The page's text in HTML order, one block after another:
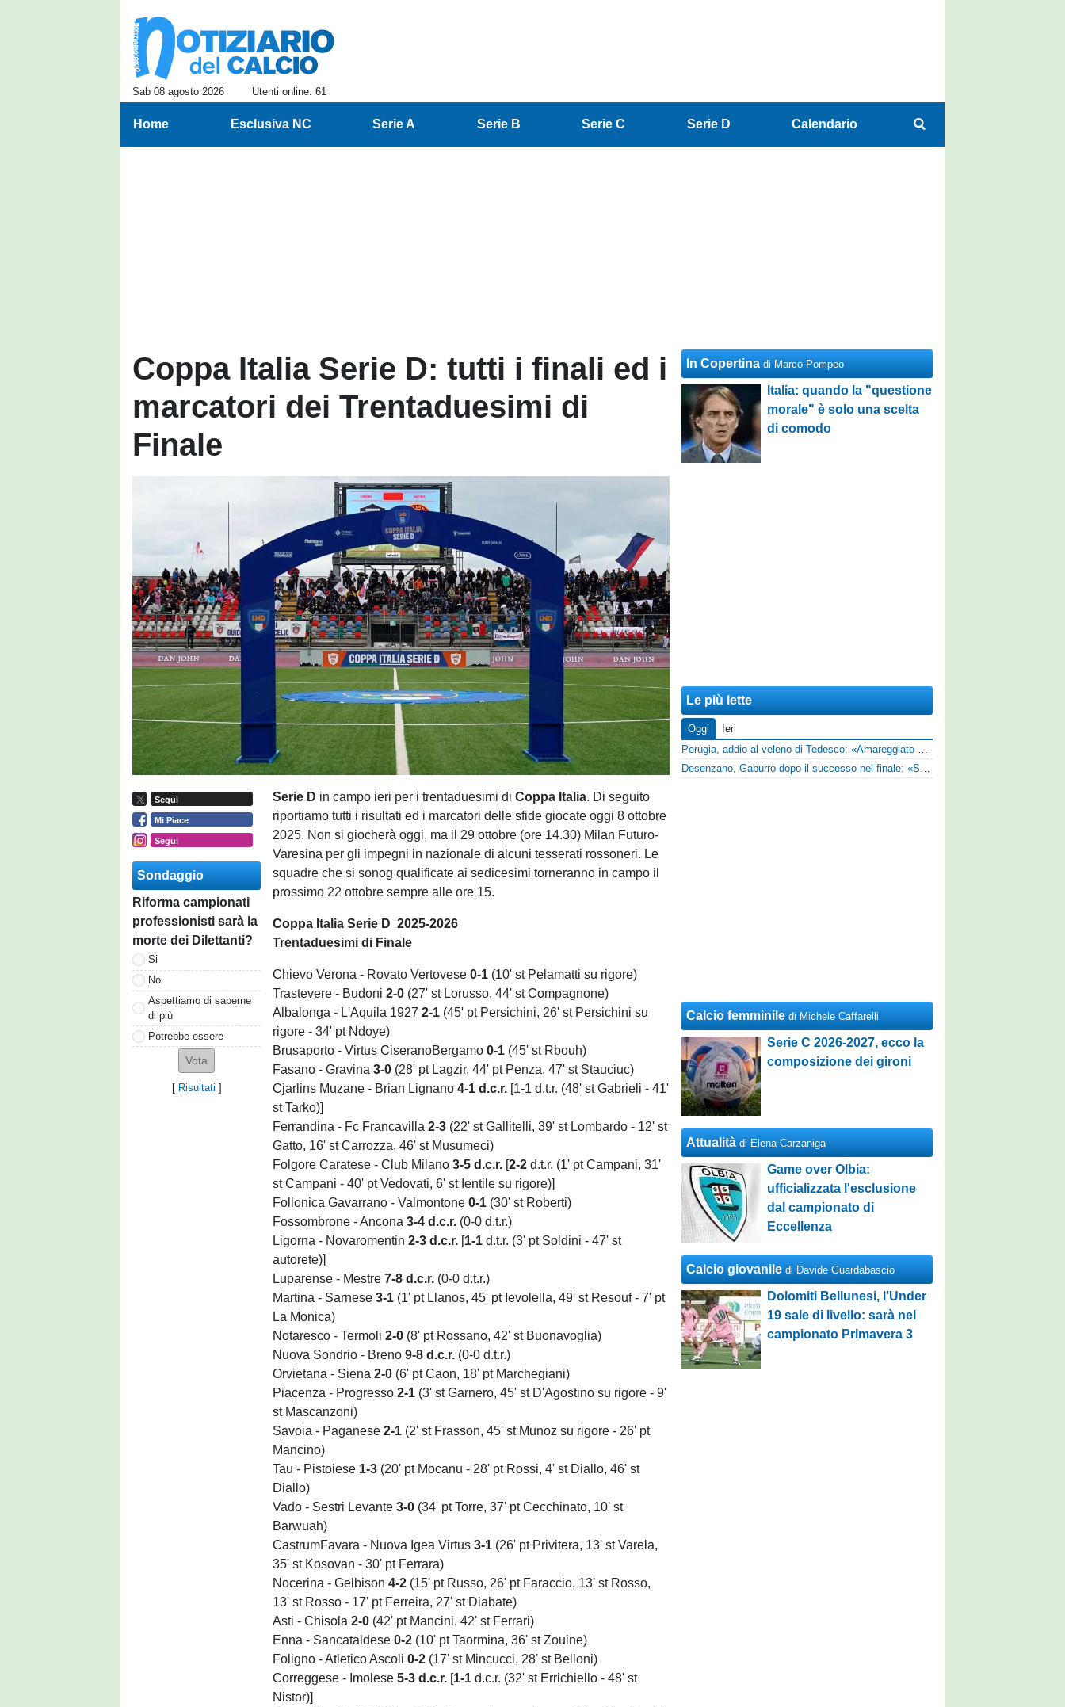
Sab 08 agosto 2026 Utenti online: 61
Home Esclusiva NC Serie A Serie B Serie C Serie D Calendario
Coppa Italia Serie D: tutti i finali ed i
marcatori dei Trentaduesimi di
Finale
Segui
Mi Piace
Segui
Sondaggio
Riforma campionati
professionisti sarà la
morte dei Dilettanti?
Si
No
Aspettiamo di saperne
di più
Potrebbe essere
[ Risultati ]
Serie D in campo ieri per i trentaduesimi diCoppa Italia. Di seguito
riportiamo tutti i risultati ed i marcatori delle sfide giocate oggi 8 ottobre
2025. Non si giocherà oggi, ma il 29 ottobre (ore 14.30) Milan Futuro-
Varesina per gli impegni in nazionale di alcuni tesserati rossoneri. Le
squadre che si sonog qualificate ai sedicesimi torneranno in campo il
prossimo 22 ottobre sempre alle ore 15.
Coppa Italia Serie D 2025-2026
Trentaduesimi di Finale
Chievo Verona - Rovato Vertovese0-1 (10' st Pelamatti su rigore)
Trastevere - Budoni2-0 (27' st Lorusso, 44' st Compagnone)
Albalonga - L'Aquila 19272-1 (45' pt Persichini, 26' st Persichini su
rigore - 34' pt Ndoye)
Brusaporto - Virtus CiseranoBergamo0-1 (45' st Rbouh)
Fasano - Gravina3-0 (28' pt Lagzir, 44' pt Penza, 47' st Stauciuc)
Cjarlins Muzane - Brian Lignano 4-1 d.c.r. [1-1 d.t.r. (48' st Gabrieli - 41'
st Tarko)]
Ferrandina - Fc Francavilla2-3 (22' st Gallitelli, 39' st Lombardo - 12' st
Gatto, 16' st Carrozza, 46' st Musumeci)
Folgore Caratese - Club Milano3-5 d.c.r. [2-2 d.t.r. (1' pt Campani, 31'
st Campani - 40' pt Vedovati, 6' st Ientile su rigore)]
Follonica Gavarrano - Valmontone0-1 (30' st Roberti)
Fossombrone - Ancona3-4 d.c.r. (0-0 d.t.r.)
Ligorna - Novaromentin 2-3 d.c.r. [1-1 d.t.r. (3' pt Soldini - 47' st
autorete)]
Luparense - Mestre 7-8 d.c.r. (0-0 d.t.r.)
Martina - Sarnese 3-1 (1' pt Llanos, 45' pt Ievolella, 49' st Resouf - 7' pt
La Monica)
Notaresco - Termoli2-0 (8' pt Rossano, 42' st Buonavoglia)
Nuova Sondrio - Breno9-8 d.c.r. (0-0 d.t.r.)
Orvietana - Siena 2-0 (6' pt Caon, 18' pt Marchegiani)
Piacenza - Progresso2-1 (3' st Garnero, 45' st D'Agostino su rigore - 9'
st Mascanzoni)
Savoia - Paganese 2-1 (2' st Frasson, 45' st Munoz su rigore - 26' pt
Mancino)
Tau - Pistoiese 1-3 (20' pt Mocanu - 28' pt Rossi, 4' st Diallo, 46' st
Diallo)
Vado - Sestri Levante 3-0 (34' pt Torre, 37' pt Cecchinato, 10' st
Barwuah)
CastrumFavara - Nuova Igea Virtus3-1 (26' pt Privitera, 13' st Varela,
35' st Kosovan - 30' pt Ferrara)
Nocerina - Gelbison4-2 (15' pt Russo, 26' pt Faraccio, 13' st Rosso,
13' st Rosso - 17' pt Ferreira, 27' st Diabate)
Asti - Chisola 2-0 (42' pt Mancini, 42' st Ferrari)
Enna - Sancataldese0-2 (10' pt Taormina, 36' st Zouine)
Foligno - Atletico Ascoli0-2 (17' st Mincucci, 28' st Belloni)
Correggese - Imolese5-3 d.c.r. [1-1 d.c.r. (32' st Errichiello - 48' st
Nistor)]
In Copertina di Marco Pompeo
Italia: quando la "questione
morale" è solo una scelta
di comodo
Le più lette
Oggi
Ieri
Perugia, addio al veleno di Tedesco: «Amareggiato dalle parole di Alessandro Gaucci, mi hanno ferito umanamente»
Desenzano, Gaburro dopo il successo nel finale: «Sapevamo che avremmo sofferto, ma si è vista la voglia di vincere»
Calcio femminile di Michele Caffarelli
Serie C 2026-2027, ecco la
composizione dei gironi
Attualità di Elena Carzaniga
Game over Olbia:
ufficializzata l'esclusione
dal campionato di
Eccellenza
Calcio giovanile di Davide Guardabascio
Dolomiti Bellunesi, l’Under
19 sale di livello: sarà nel
campionato Primavera 3